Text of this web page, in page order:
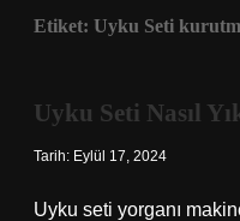
Etiket: Uyku Seti
Uyku Seti Nasıl
Tarih: Eylül 17, 2024
Uyku seti yorganı